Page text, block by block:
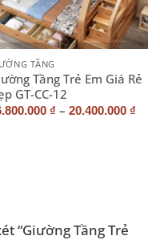
TẦNG
Tầng Trẻ Em Giá Rẻ
GT-CC-12
₫ – 20.400.000 ₫
“Giường Tầng Trẻ